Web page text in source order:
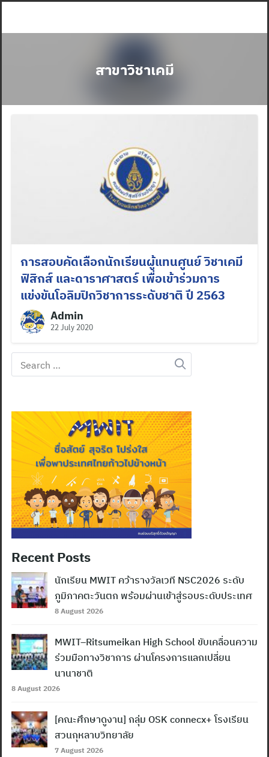
สาขาวิชาเคมี
การสอบคัดเลือกนักเรียนผู้แทนศูนย์ วิชาเคมี
ฟิสิกส์ และดาราศาสตร์ เพื่อเข้าร่วมการ
แข่งขันโอลิมปิกวิชาการระดับชาติ ปี 2563
Admin
22 July 2020
Search
for:
Recent Posts
นักเรียน MWIT คว้ารางวัลเวที NSC2026 ระดับ
ภูมิภาคตะวันตก พร้อมผ่านเข้าสู่รอบระดับประเทศ
8 August 2026
MWIT–Ritsumeikan High School ขับเคลื่อนความ
ร่วมมือทางวิชาการ ผ่านโครงการแลกเปลี่ยน
นานาชาติ
8 August 2026
[คณะศึกษาดูงาน] กลุ่ม OSK connecx+ โรงเรียน
สวนกุหลาบวิทยาลัย
7 August 2026